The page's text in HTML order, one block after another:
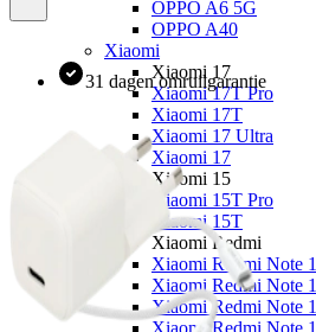
OPPO A6 5G
OPPO A40
Xiaomi
Xiaomi 17
Xiaomi 17T Pro
Xiaomi 17T
Xiaomi 17 Ultra
Xiaomi 17
Xiaomi 15
Xiaomi 15T Pro
Xiaomi 15T
Xiaomi Redmi
Xiaomi Redmi Note
Xiaomi Redmi Note
Xiaomi Redmi Note
Xiaomi Redmi Note
31 dagen omruilgarantie